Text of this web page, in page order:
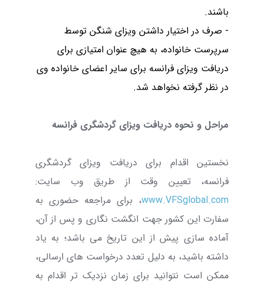
باشند.
- صرف در اختیار داشتن ویزای شنگن توسط
سرپرست خانواده، به هیچ عنوان امتیازی برای
دریافت ویزای فرانسه برای سایر اعضای خانواده وی
در نظر گرفته نخواهد شد.
مراحل و نحوه دریافت ویزای گردشگری فرانسه
نخستین اقدام برای دریافت ویزای گردشگری
فرانسه، تعیین وقت از طریق وب سایت:
www.VFSglobal.com، برای مراجعه حضوری به
سفارت این کشور جهت انگشت نگاری و پس از آن،
آماده سازی پیش از این تاریخ می باشد؛ به یاد
داشته باشید، به دلیل تعدد درخواست های ارسالی،
ممکن است نتوانید برای زمان نزدیک تر اقدام به